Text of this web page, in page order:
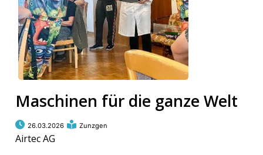
Maschinen für die ganze Welt
26.03.2026 Zunzgen
Airtec AG